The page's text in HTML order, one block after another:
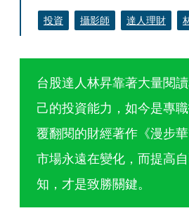
投資 攝影師 達人理財
台股達人林昇靠著大量閱
己的投資能力，如今是專
覆翻閱的財經著作《漫步
市場永遠在變化，而提高
知，才是致勝關鍵。